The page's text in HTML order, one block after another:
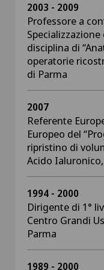
2003 - 2009
Professore a
disciplina di
operatorie
di Parma
2007
Referente
Europeo del
ripristino di
Acido
1994 - 2000
Dirigente di 1°
Centro Grandi
Parma
1989 - 2000